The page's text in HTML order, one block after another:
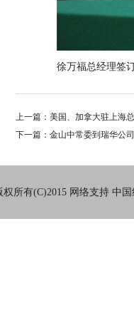
徐万福总经理签
上一篇：美国、加拿大驻上海
下一篇：金山中常委到瑞华公
权所有(C)2015 网络支持 中